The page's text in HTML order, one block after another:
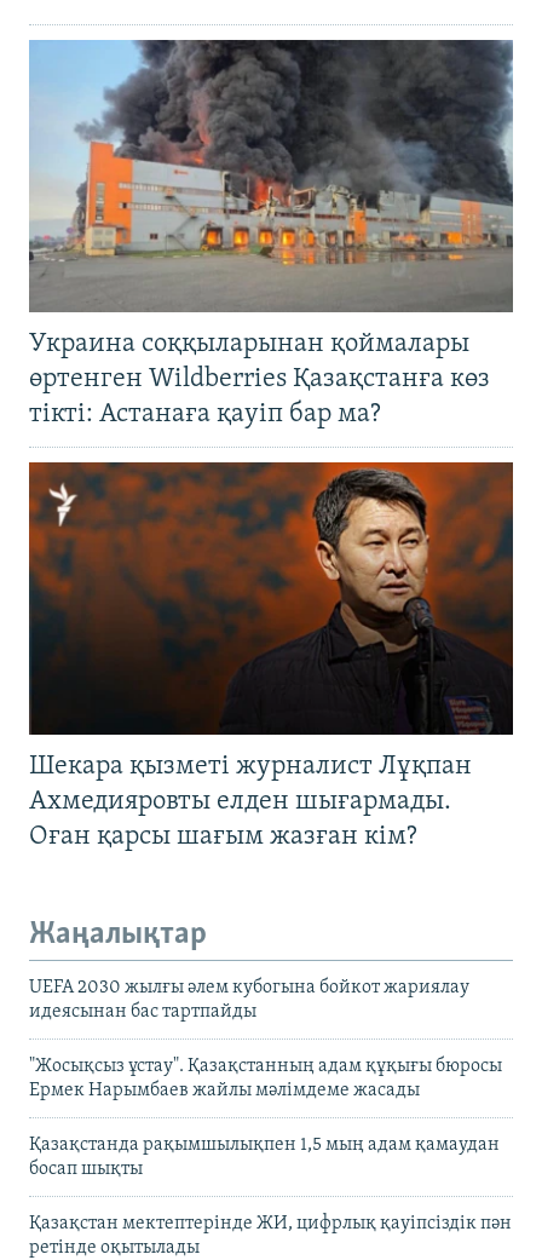
Украина соққыларынан қоймалары
өртенген Wildberries Қазақстанға көз
тікті: Астанаға қауіп бар ма?
Шекара қызметі журналист Лұқпан
Ахмедияровты елден шығармады.
Оған қарсы шағым жазған кім?
Жаңалықтар
UEFA 2030 жылғы әлем кубогына бойкот жариялау
идеясынан бас тартпайды
"Жосықсыз ұстау". Қазақстанның адам құқығы бюросы
Ермек Нарымбаев жайлы мәлімдеме жасады
Қазақстанда рақымшылықпен 1,5 мың адам қамаудан
босап шықты
Қазақстан мектептерінде ЖИ, цифрлық қауіпсіздік пән
ретінде оқытылады